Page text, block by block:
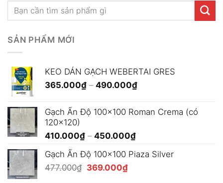
SẢN PHẨM MỚI
KEO DÁN GẠCH WEBERTAI GRES
365.000₫ – 490.000₫Khoảng
365.000₫
Gạch Ấn Độ 100x100 Roman Crema (có
120x120)
410.000₫ – 450.000₫Khoảng
từ
Gạch Ấn Độ 100x100 Piaza Silver
477.000₫ Giá
369.000₫Giá